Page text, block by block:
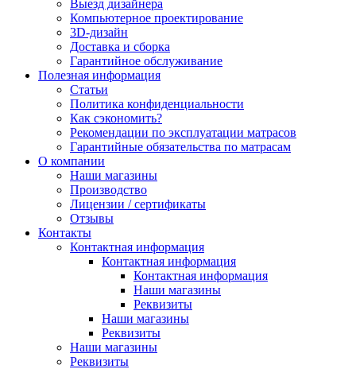
Выезд дизайнера
Компьютерное проектирование
3D-дизайн
Доставка и сборка
Гарантийное обслуживание
Полезная информация
Статьи
Политика конфиденциальности
Как сэкономить?
Рекомендации по эксплуатации матрасов
Гарантийные обязательства по матрасам
О компании
Наши магазины
Производство
Лицензии / сертификаты
Отзывы
Контакты
Контактная информация
Контактная информация
Контактная информация
Наши магазины
Реквизиты
Наши магазины
Реквизиты
Наши магазины
Реквизиты